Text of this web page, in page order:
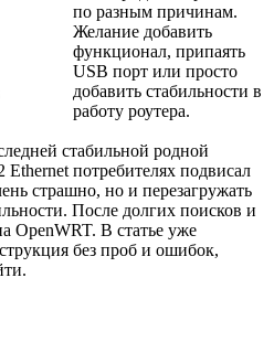
по разным причинам.
Желание добавить
функционал, припаять
USB порт или просто
добавить стабильности в
работу роутера.
стабильной родной
потребителях подвисал
страшно, но и перезагружать
После долгих поисков и
OpenWRT. В статье уже
без проб и ошибок,